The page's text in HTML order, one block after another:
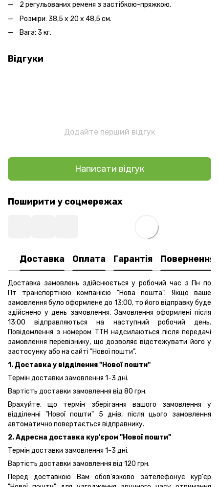
2 регульованих ременя з застібкою-пряжкою.
Розміри: 38,5 x 20 x 48,5 см.
Вага: 3 кг.
Відгуки
Додайте перший відгук
Написати відгук
Поширити у соцмережах
Доставка Оплата Гарантія Повернення
Доставка замовлень здійснюється у робочий час з Пн по
Пт транспортною компанією "Нова пошта". Якщо ваше
замовлення було оформлене до 13:00, то його відправку буде
здійснено у день замовлення. Замовлення оформлені після
13:00 відправляються на наступний робочий день.
Повідомлення з номером ТТН надсилаються після передачі
замовлення перевізнику, що дозволяє відстежувати його у
застосунку або на сайті "Нової пошти".
1. Доставка у відділення "Нової пошти"
Термін доставки замовлення 1-3 дні.
Вартість доставки замовлення від 80 грн.
Врахуйте, що термін зберігання вашого замовлення у
відділенні "Нової пошти" 5 днів, після цього замовлення
автоматично повертається відправнику.
2. Адресна доставка кур'єром "Нової пошти"
Термін доставки замовлення 1-3 дні.
Вартість доставки замовлення від 120 грн.
Перед доставкою Вам обов'язково зателефонує кур'єр